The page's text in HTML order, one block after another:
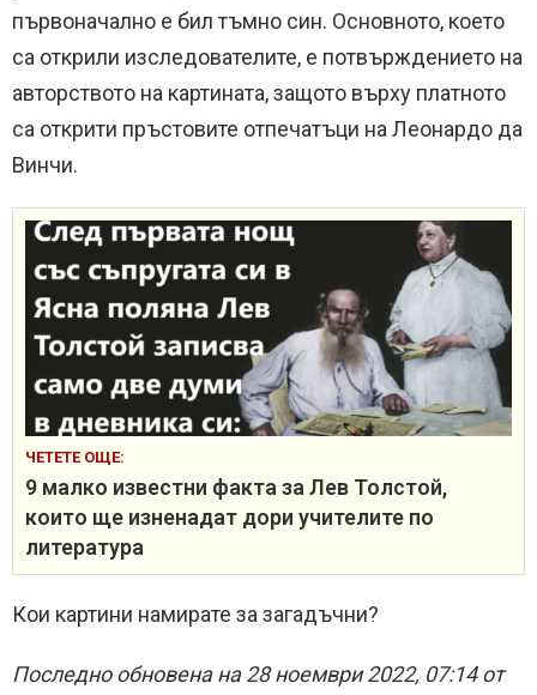
първоначално е бил тъмно син. Основното, което
са открили изследователите, е потвърждението на
авторството на картината, защото върху платното
са открити пръстовите отпечатъци на Леонардо да
Винчи.
ЧЕТЕТЕ ОЩЕ:
9 малко известни факта за Лев Толстой,
които ще изненадат дори учителите по
литература
Кои картини намирате за загадъчни?
Последно обновена на 28 ноември 2022, 07:14 от